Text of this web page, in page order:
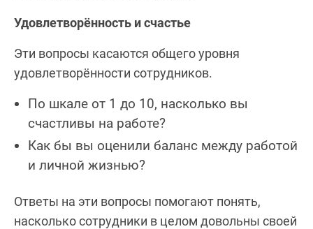
Удовлетворённость и счастье
Эти вопросы касаются общего уровня
удовлетворённости сотрудников.
По шкале от 1 до 10, насколько вы
счастливы на работе?
Как бы вы оценили баланс между работой
и личной жизнью?
Ответы на эти вопросы помогают понять,
насколько сотрудники в целом довольны своей